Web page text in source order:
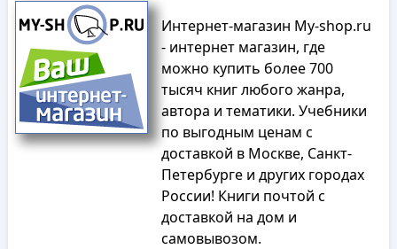
Интернет-магазин My-shop.ru
- интернет магазин, где
можно купить более 700
тысяч книг любого жанра,
автора и тематики. Учебники
по выгодным ценам с
доставкой в Москве, Санкт-
Петербурге и других городах
России! Книги почтой с
доставкой на дом и
самовывозом.